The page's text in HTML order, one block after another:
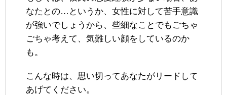
なたとの…というか、女性に対して苦手意識
が強いでしょうから、些細なことでもごちゃ
ごちゃ考えて、気難しい顔をしているのか
も。
こんな時は、思い切ってあなたがリードして
あげてください。